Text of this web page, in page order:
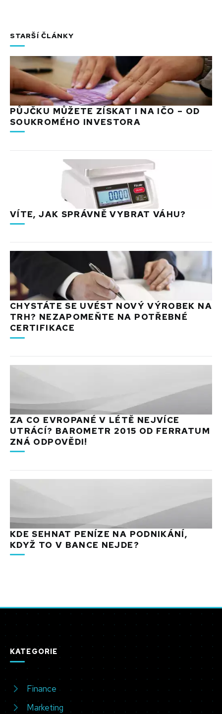
STARŠÍ ČLÁNKY
PŮJČKU MŮŽETE ZÍSKAT I NA IČO – OD
SOUKROMÉHO INVESTORA
VÍTE, JAK SPRÁVNĚ VYBRAT VÁHU?
CHYSTÁTE SE UVÉST NOVÝ VÝROBEK NA
TRH? NEZAPOMEŇTE NA POTŘEBNÉ
CERTIFIKACE
ZA CO EVROPANÉ V LÉTĚ NEJVÍCE
UTRÁCÍ? BAROMETR 2015 OD FERRATUM
ZNÁ ODPOVĚDI!
KDE SEHNAT PENÍZE NA PODNIKÁNÍ,
KDYŽ TO V BANCE NEJDE?
KATEGORIE
Finance
Marketing